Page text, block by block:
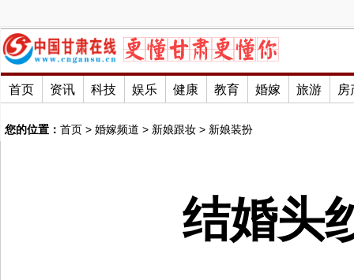
首页 资讯 科技 娱乐 健康 教育 婚嫁 旅游 房
您的位置： 首页 > 婚嫁频道 > 新娘跟妆 > 新娘装扮
结婚头